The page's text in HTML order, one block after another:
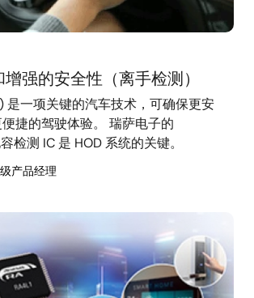
强的安全性（离手检测）
是一项关键的汽车技术，可确保更安
捷的驾驶体验。 瑞萨电子的
检测 IC 是 HOD 系统的关键。
产品经理